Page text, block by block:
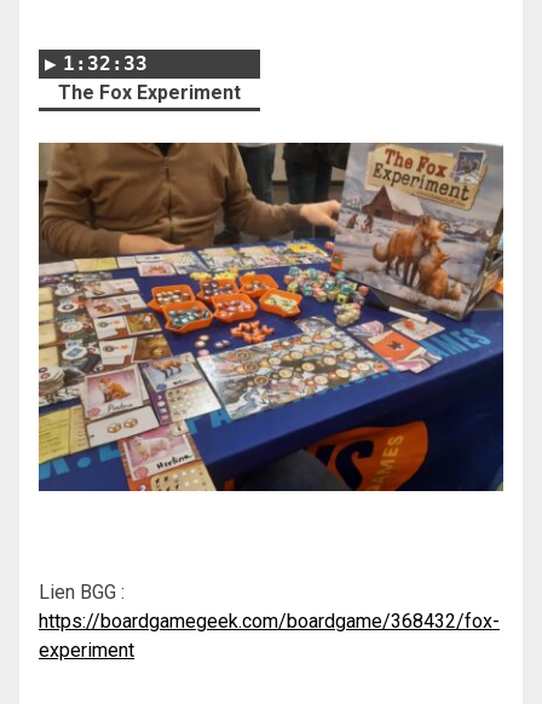
1:32:33
The Fox Experiment
Lien BGG :
https://boardgamegeek.com/boardgame/368432/fox-
experiment